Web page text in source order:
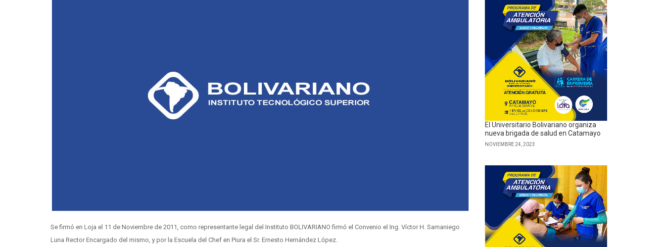
Se firmó en Loja el 11 de Noviembre de 2011, como representante legal del Instituto BOLIVARIANO firmó el Convenio el Ing. Víctor H. Samaniego
Luna Rector Encargado del mismo, y por la Escuela del Chef en Piura el Sr. Ernesto Hernández López.
El Universitario Bolivariano organiza
nueva brigada de salud en Catamayo
NOVIEMBRE 24, 2023